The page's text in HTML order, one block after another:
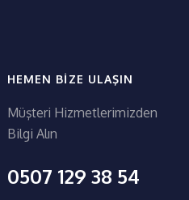
HEMEN BIZE ULAŞIN
Müşteri Hizmetlerimizden
Bilgi Alın
0507 129 38 54